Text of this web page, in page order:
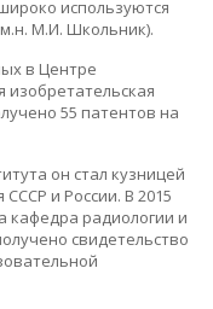
используются
М.И. Школьник).
в Центре
изобретательская
55 патентов на
он стал кузницей
и России. В 2015
кафедра радиологии и
свидетельство